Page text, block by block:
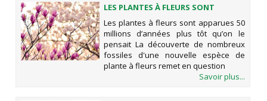
LES PLANTES À FLEURS SONT
APPARUES 50 MILLIONS D’ANNÉES
PLUS TÔT QU’ON LE PENSAIT
Les plantes à fleurs sont apparues 50
millions d’années plus tôt qu’on le
pensait La découverte de nombreux
fossiles d'une nouvelle espèce de
plante à fleurs remet en question
Savoir plus...